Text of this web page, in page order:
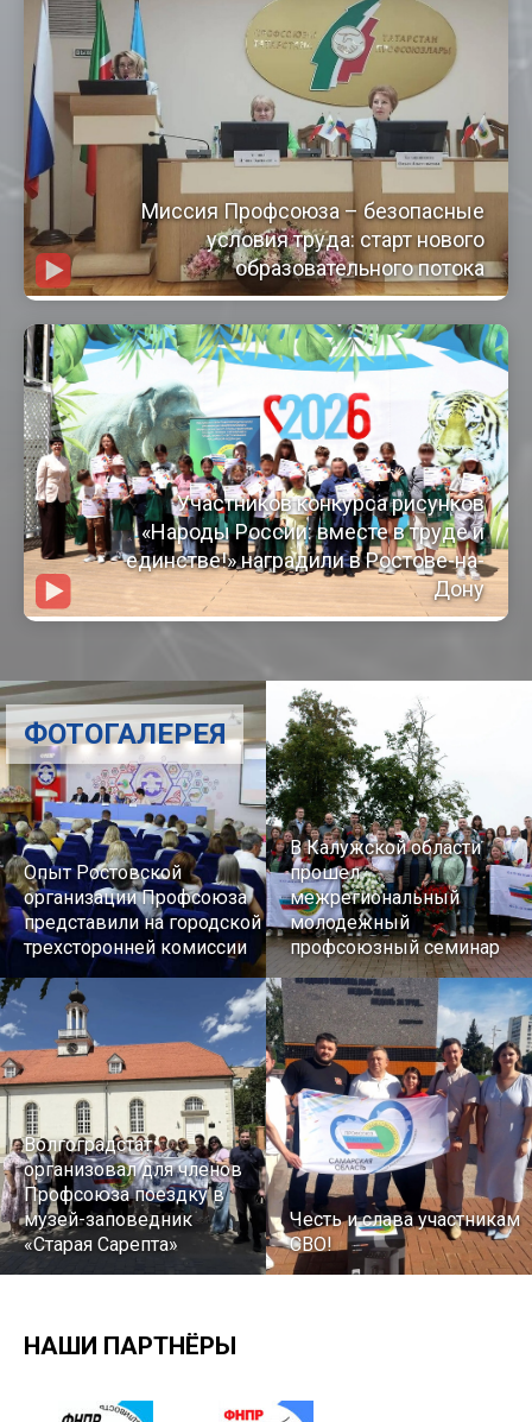
Миссия Профсоюза – безопасные
условия труда: старт нового
образовательного потока
Участников конкурса рисунков
«Народы России: вместе в труде и
единстве!» наградили в Ростове-на-
Дону
Опыт Ростовской
организации Профсоюза
представили на городской
трехсторонней комиссии
В Калужской области
прошел
межрегиональный
молодежный
профсоюзный семинар
Волгоградстат
организовал для членов
Профсоюза поездку в
музей-заповедник
«Старая Сарепта»
Честь и слава участникам
СВО!
ФОТОГАЛЕРЕЯ
НАШИ ПАРТНЁРЫ